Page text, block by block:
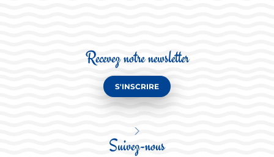
Recevez notre newsletter
S'INSCRIRE
Suivez-nous